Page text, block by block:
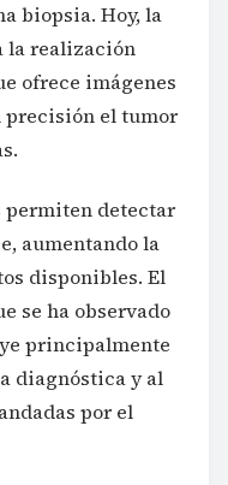
biopsia. Hoy, la
la realización
ofrece imágenes
precisión el tumor
permiten detectar
aumentando la
disponibles. El
se ha observado
principalmente
diagnóstica y al
por el